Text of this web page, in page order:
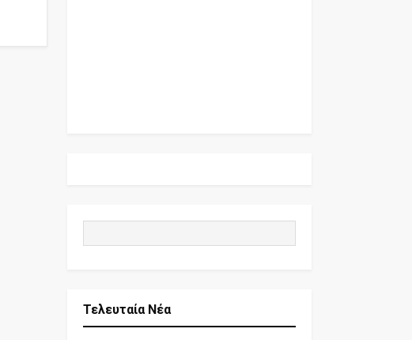
Τελευταία Νέα